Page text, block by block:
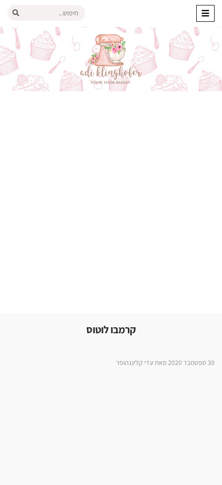
קרמבו לוטוס
30 ספטמבר 2020 מאת עדי קלינגהופר